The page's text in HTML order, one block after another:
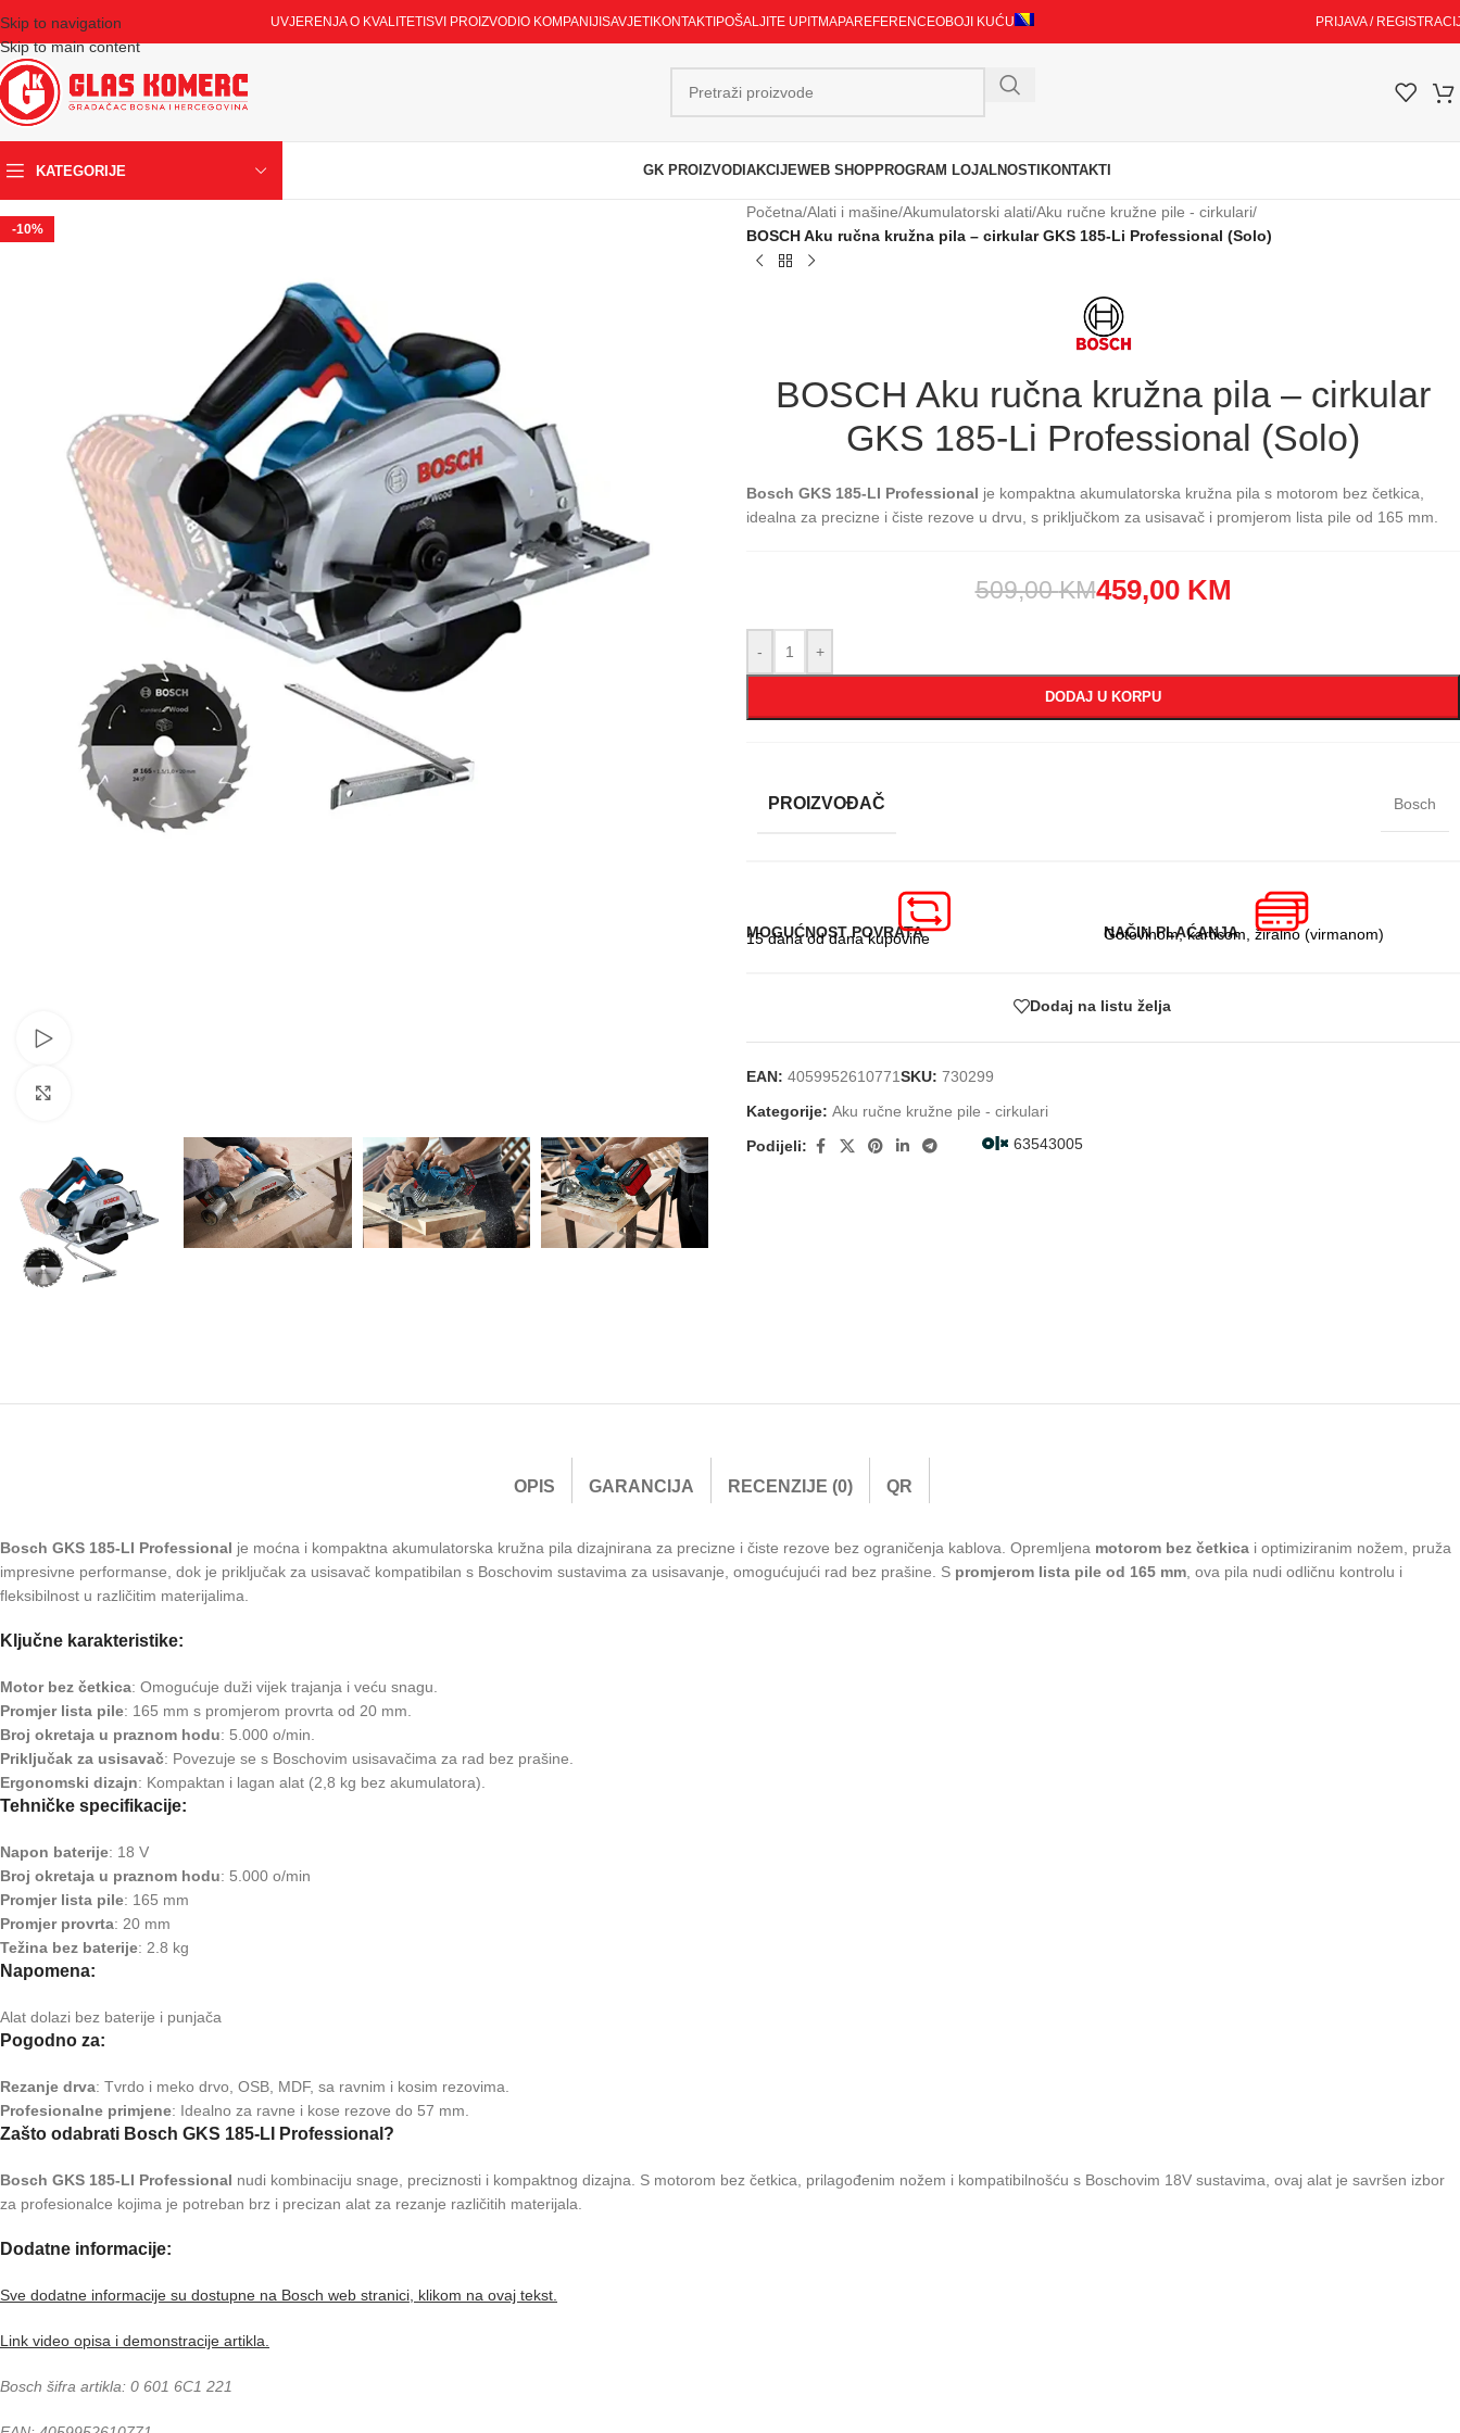
Skip to navigation
Skip to main content
UVJERENJA O KVALITETI SVI PROIZVODI O KOMPANIJI SAVJETI KONTAKTI POŠALJITE UPITMAPAREFERENCEOBOJI KUĆU PRIJAVA /
KATEGORIJE GK PROIZVODI AKCIJEWEB SHOPPROGRAM LOJALNOSTI KONTAKTI
-10%
Početna/Alati i mašine/Akumulatorski alati/Aku ručne kružne pile - cirkulari/
BOSCH Aku ručna kružna pila – cirkular GKS 185-Li Professional (Solo)
BOSCH Aku ručna kružna pila – cirkular
GKS 185-Li Professional (Solo)
Bosch GKS 185-LI Professional je kompaktna akumulatorska kružna pila s motorom bez četkica,
idealna za precizne i čiste rezove u drvu, s priključkom za usisavač i promjerom lista pile od 165 mm.
509,00KM459,00 KM
- +
DODAJ U KORPU
PROIZVOĐAČ Bosch
MOGUĆNOST POVRATA
15 dana od dana kupovine NAČIN PLAĆANJA
Gotovinom, karticom, žiralno (virmanom)
Dodaj na listu želja
EAN: 4059952610771SKU: 730299
Kategorije: Aku ručne kružne pile - cirkulari
63543005
Podijeli:
OPIS GARANCIJA RECENZIJE (0) QR
Bosch GKS 185-LI Professional je moćna i kompaktna akumulatorska kružna pila dizajnirana za precizne i čiste rezove bez ograničenja kablova. Opremljena motorom bez četkica i optimiziranim nožem, pruža
impresivne performanse, dok je priključak za usisavač kompatibilan s Boschovim sustavima za usisavanje, omogućujući rad bez prašine. S promjerom lista pile od 165 mm, ova pila nudi odličnu kontrolu i
fleksibilnost u različitim materijalima.
Ključne karakteristike:
Motor bez četkica: Omogućuje duži vijek trajanja i veću snagu.
Promjer lista pile: 165 mm s promjerom provrta od 20 mm.
Broj okretaja u praznom hodu: 5.000 o/min.
Priključak za usisavač: Povezuje se s Boschovim usisavačima za rad bez prašine.
Ergonomski dizajn: Kompaktan i lagan alat (2,8 kg bez akumulatora).
Tehničke specifikacije:
Napon baterije: 18 V
Broj okretaja u praznom hodu: 5.000 o/min
Promjer lista pile: 165 mm
Promjer provrta: 20 mm
Težina bez baterije: 2.8 kg
Napomena:
Alat dolazi bez baterije i punjača
Pogodno za:
Rezanje drva: Tvrdo i meko drvo, OSB, MDF, sa ravnim i kosim rezovima.
Profesionalne primjene: Idealno za ravne i kose rezove do 57 mm.
Zašto odabrati Bosch GKS 185-LI Professional?
Bosch GKS 185-LI Professional nudi kombinaciju snage, preciznosti i kompaktnog dizajna. S motorom bez četkica, prilagođenim nožem i kompatibilnošću s Boschovim 18V sustavima, ovaj alat je savršen izbor
za profesionalce kojima je potreban brz i precizan alat za rezanje različitih materijala.
Dodatne informacije:
Sve dodatne informacije su dostupne na Bosch web stranici, klikom na ovaj tekst.
Link video opisa i demonstracije artikla.
Bosch šifra artikla: 0 601 6C1 221